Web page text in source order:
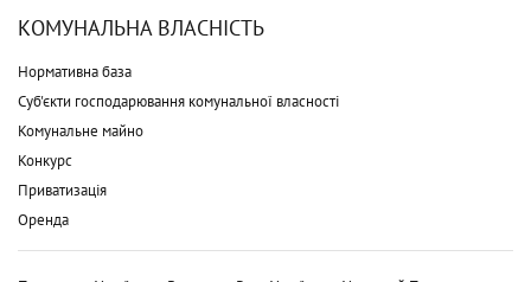
КОМУНАЛЬНА ВЛАСНІСТЬ
Нормативна база
Суб'єкти господарювання комунальної власності
Комунальне майно
Конкурс
Приватизація
Оренда